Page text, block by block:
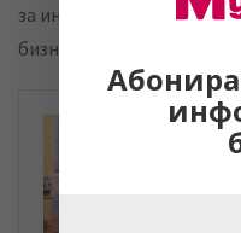
за интересна тема или
бизнес, ни пишете на